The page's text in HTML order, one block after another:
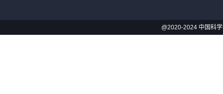
@2020-2024 中国科